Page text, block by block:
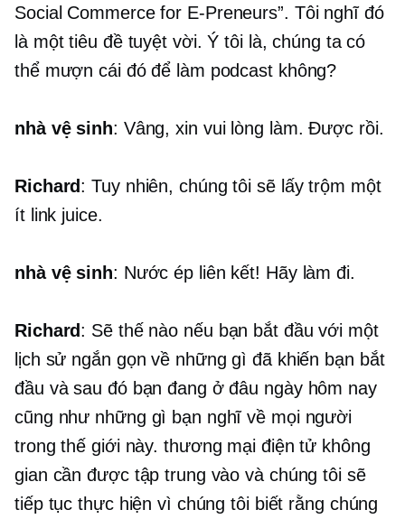
Social Commerce for E-Preneurs”. Tôi nghĩ đó
là một tiêu đề tuyệt vời. Ý tôi là, chúng ta có
thể mượn cái đó để làm podcast không?
nhà vệ sinh: Vâng, xin vui lòng làm. Được rồi.
Richard: Tuy nhiên, chúng tôi sẽ lấy trộm một
ít link juice.
nhà vệ sinh: Nước ép liên kết! Hãy làm đi.
Richard: Sẽ thế nào nếu bạn bắt đầu với một
lịch sử ngắn gọn về những gì đã khiến bạn bắt
đầu và sau đó bạn đang ở đâu ngày hôm nay
cũng như những gì bạn nghĩ về mọi người
trong thế giới này. thương mại điện tử không
gian cần được tập trung vào và chúng tôi sẽ
tiếp tục thực hiện vì chúng tôi biết rằng chúng